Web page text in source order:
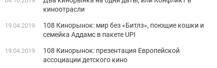
киноотрасли
19.04.2019
108 Кинорынок: мир без «Битлз», поющие кошки и
семейка Аддамс в пакете UPI
19.04.2019
108 Кинорынок: презентация Европейской
ассоциации детского кино